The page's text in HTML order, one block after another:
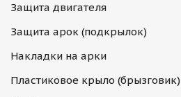
Защита двигателя
Защита арок (подкрылок)
Накладки на арки
Пластиковое крыло (брызговик)